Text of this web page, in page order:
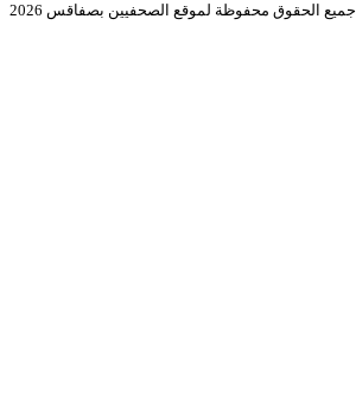
جميع الحقوق محفوظة لموقع الصحفيين بصفاقس 2026